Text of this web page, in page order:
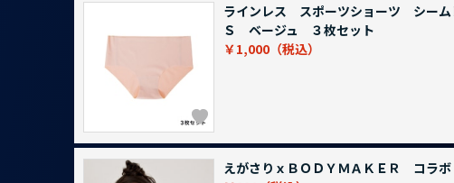
ラインレス スポーツショーツ シー
Ｓ ベージュ ３枚セット
￥1,000
えがさりｘＢＯＤＹＭＡＫＥＲ コラ